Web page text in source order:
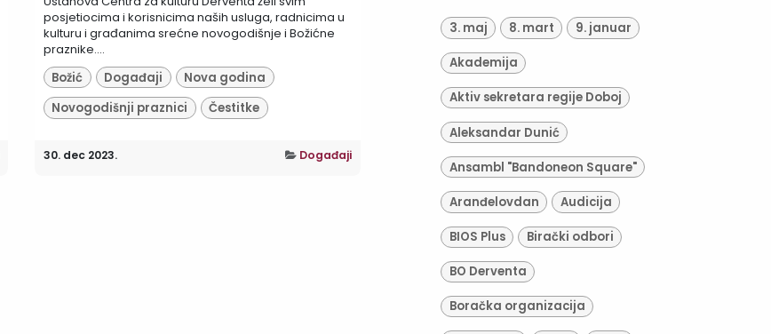
posjetiocima i korisnicima naših usluga, radnicima u
kulturu i građanima srećne novogodišnje i Božićne
praznike....
Božić
Događaji
Nova godina
Novogodišnji praznici
Čestitke
30. dec 2023. Događaji
3. maj 8. mart 9. januar
Akademija
Aktiv sekretara regije Doboj
Aleksandar Dunić
Ansambl "Bandoneon Square"
Aranđelovdan Audicija
BIOS Plus Birački odbori
BO Derventa
Boračka organizacija